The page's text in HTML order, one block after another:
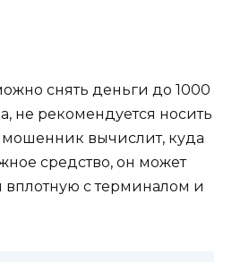
снять деньги до 1000
не рекомендуется носить
мошенник вычислит, куда
средство, он может
вплотную с терминалом и